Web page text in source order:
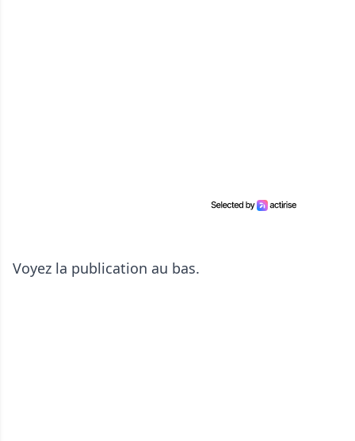
Voyez la publication au bas.